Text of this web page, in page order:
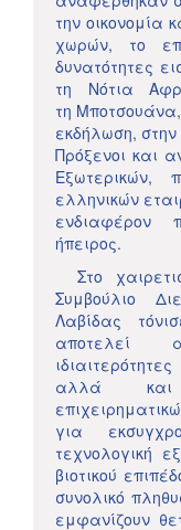
την οικονομία
χωρών, το
δυνατότητες
τη Νότια
τη
εκδήλωση,
Πρόξενοι και
Εξωτερικών,
ελληνικών
ενδιαφέρον
ήπειρος.
Στο
Συμβούλιο
Λαβίδας
αποτελεί
αλλά και
για
τεχνολογική
βιοτικού
συνολικό
εμφανίζουν